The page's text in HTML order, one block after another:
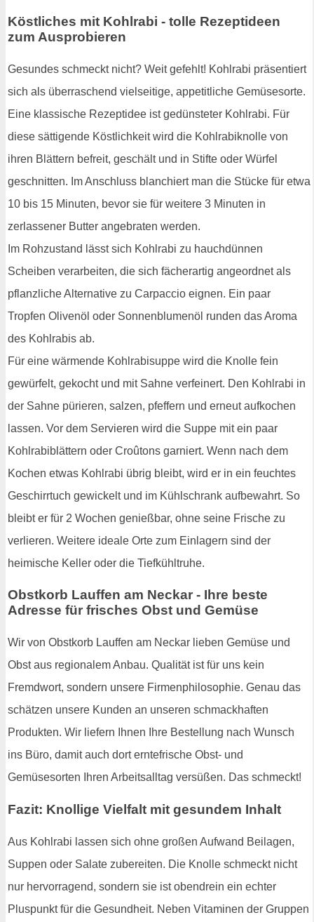
Köstliches mit Kohlrabi - tolle Rezeptideen
zum Ausprobieren
Gesundes schmeckt nicht? Weit gefehlt! Kohlrabi präsentiert
sich als überraschend vielseitige, appetitliche Gemüsesorte.
Eine klassische Rezeptidee ist gedünsteter Kohlrabi. Für
diese sättigende Köstlichkeit wird die Kohlrabiknolle von
ihren Blättern befreit, geschält und in Stifte oder Würfel
geschnitten. Im Anschluss blanchiert man die Stücke für etwa
10 bis 15 Minuten, bevor sie für weitere 3 Minuten in
zerlassener Butter angebraten werden.
Im Rohzustand lässt sich Kohlrabi zu hauchdünnen
Scheiben verarbeiten, die sich fächerartig angeordnet als
pflanzliche Alternative zu Carpaccio eignen. Ein paar
Tropfen Olivenöl oder Sonnenblumenöl runden das Aroma
des Kohlrabis ab.
Für eine wärmende Kohlrabisuppe wird die Knolle fein
gewürfelt, gekocht und mit Sahne verfeinert. Den Kohlrabi in
der Sahne pürieren, salzen, pfeffern und erneut aufkochen
lassen. Vor dem Servieren wird die Suppe mit ein paar
Kohlrabiblättern oder Croûtons garniert. Wenn nach dem
Kochen etwas Kohlrabi übrig bleibt, wird er in ein feuchtes
Geschirrtuch gewickelt und im Kühlschrank aufbewahrt. So
bleibt er für 2 Wochen genießbar, ohne seine Frische zu
verlieren. Weitere ideale Orte zum Einlagern sind der
heimische Keller oder die Tiefkühltruhe.
Obstkorb Lauffen am Neckar - Ihre beste
Adresse für frisches Obst und Gemüse
Wir von Obstkorb Lauffen am Neckar lieben Gemüse und
Obst aus regionalem Anbau. Qualität ist für uns kein
Fremdwort, sondern unsere Firmenphilosophie. Genau das
schätzen unsere Kunden an unseren schmackhaften
Produkten. Wir liefern Ihnen Ihre Bestellung nach Wunsch
ins Büro, damit auch dort erntefrische Obst- und
Gemüsesorten Ihren Arbeitsalltag versüßen. Das schmeckt!
Fazit: Knollige Vielfalt mit gesundem Inhalt
Aus Kohlrabi lassen sich ohne großen Aufwand Beilagen,
Suppen oder Salate zubereiten. Die Knolle schmeckt nicht
nur hervorragend, sondern sie ist obendrein ein echter
Pluspunkt für die Gesundheit. Neben Vitaminen der Gruppen